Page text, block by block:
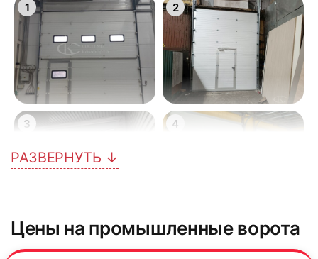
1 2
3 4
5
РАЗВЕРНУТЬ ↓
Цены на промышленные ворота